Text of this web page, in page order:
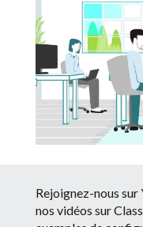
Rejoignez-nous
nos vidéos sur